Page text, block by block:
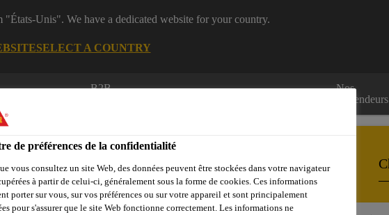
Unis". We have a dedicated website for your country.
SELECT A COUNTRY
B2B
Nos
Revendeurs
de préférences de la confidentialité
vous consultez un site Web, des données peuvent être stockées dans votre navigateur
à partir de celui-ci, généralement sous la forme de cookies. Ces informations
porter sur vous, sur vos préférences ou sur votre appareil et sont principalement
pour s'assurer que le site Web fonctionne correctement. Les informations ne